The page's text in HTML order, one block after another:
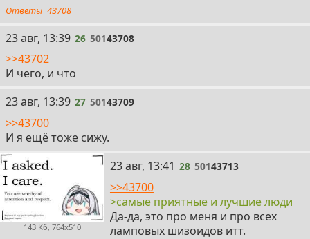
Ответы 43708
26
23 авг, 13:39 26 50143708
>>43702
И чего, и что
27
23 авг, 13:39 27 50143709
>>43700
И я ещё тоже сижу.
143 Кб, 764x510
28
23 авг, 13:41 28 50143713
>>43700
>самые приятные и лучшие люди
Да-да, это про меня и про всех
ламповых шизоидов итт.